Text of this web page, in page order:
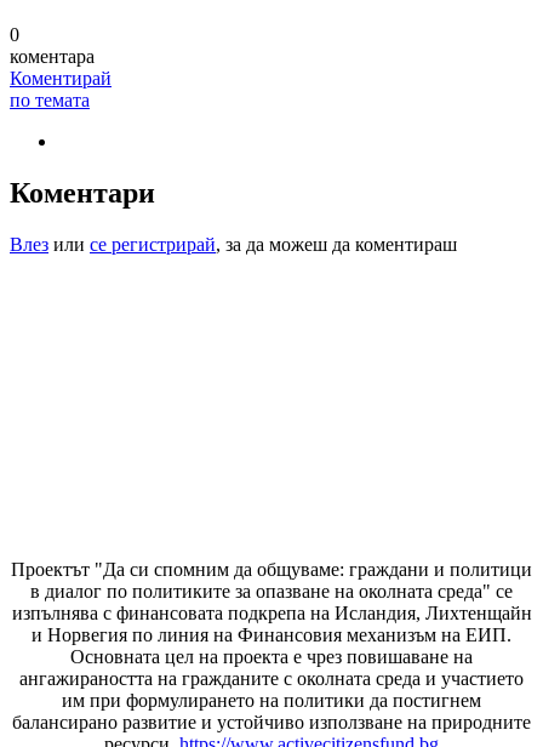
0
коментара
Коментирай
по темата
Коментари
Влез или се регистрирай, за да можеш да коментираш
Проектът "Да си спомним да общуваме: граждани и политици
в диалог по политиките за опазване на околната среда" се
изпълнява с финансовата подкрепа на Исландия, Лихтенщайн
и Норвегия по линия на Финансовия механизъм на ЕИП.
Основната цел на проекта е чрез повишаване на
ангажираността на гражданите с околната среда и участието
им при формулирането на политики да постигнем
балансирано развитие и устойчиво използване на природните